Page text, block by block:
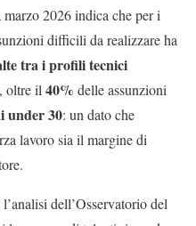
2026 indica che per i
difficili da realizzare ha
tra i profili tecnici
oltre il 40% delle assunzioni
under 30: un dato che
lavoro sia il margine di
dell’Osservatorio del